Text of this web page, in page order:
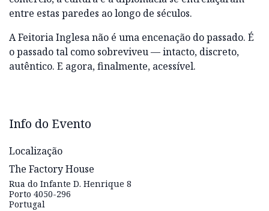
entre estas paredes ao longo de séculos.
A Feitoria Inglesa não é uma encenação do passado. É
o passado tal como sobreviveu — intacto, discreto,
autêntico. E agora, finalmente, acessível.
Info do Evento
Localização
The Factory House
Rua do Infante D. Henrique 8
Porto 4050-296
Portugal